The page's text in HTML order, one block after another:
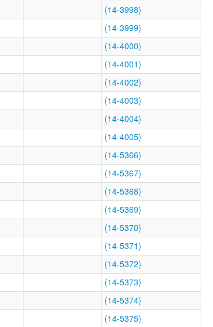
(14-3998)
(14-3999)
(14-4000)
(14-4001)
(14-4002)
(14-4003)
(14-4004)
(14-4005)
(14-5366)
(14-5367)
(14-5368)
(14-5369)
(14-5370)
(14-5371)
(14-5372)
(14-5373)
(14-5374)
(14-5375)